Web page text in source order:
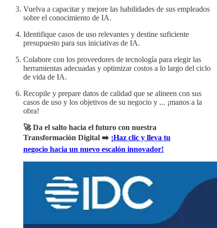
Vuelva a capacitar y mejore las habilidades de sus empleados
sobre el conocimiento de IA.
Identifique casos de uso relevantes y destine suficiente
presupuesto para sus iniciativas de IA.
Colabore con los proveedores de tecnología para elegir las
herramientas adecuadas y optimizar costos a lo largo del ciclo
de vida de IA.
Recopile y prepare datos de calidad que se alineen con sus
casos de uso y los objetivos de su negocio y ... ¡manos a la
obra!
🚀 Da el salto hacia el futuro con nuestra
Transformación Digital ➡️ ¡Haz clic y lleva tu
negocio hacia un nuevo escalón innovador!